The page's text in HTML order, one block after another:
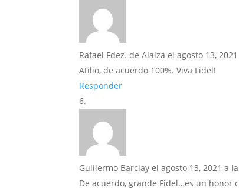
Rafael Fdez. de Alaiza el agosto 13,
Atilio, de acuerdo 100%. Viva Fidel!
Responder
Guillermo Barclay el agosto 13, 2021 a
De acuerdo, grande Fidel…es un honor